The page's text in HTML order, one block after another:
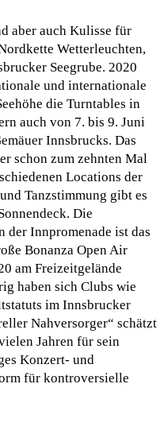
aber auch Kulisse für
Wetterleuchten,
Seegrube. 2020
und internationale
die Turntables in
auch von 7. bis 9. Juni
Innsbrucks. Das
schon zum zehnten Mal
Locations der
Tanzstimmung gibt es
Die
der Innpromenade ist das
Bonanza Open Air
am Freizeitgelände
haben sich Clubs wie
im Innsbrucker
Nahversorger“ schätzt
Jahren für sein
Konzert- und
für kontroversielle